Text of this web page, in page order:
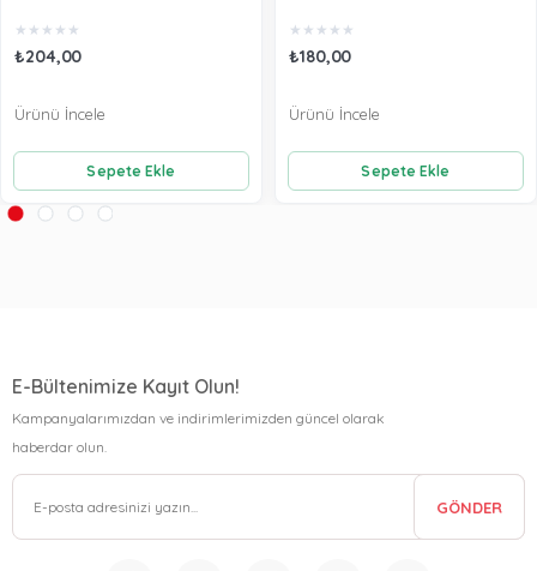
★ ★ ★ ★ ★
₺204,00
Sepete Ekle
Ürünü İncele
★ ★ ★ ★ ★
₺180,00
Sepete Ekle
Ürünü İncele
E-Bültenimize Kayıt Olun!
Kampanyalarımızdan ve indirimlerimizden güncel olarak
haberdar olun.
GÖNDER